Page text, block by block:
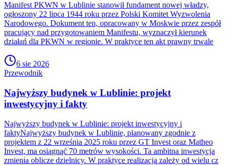
Manifest PKWN w Lublinie stanowił fundament nowej władzy,
ogłoszony 22 lipca 1944 roku przez Polski Komitet Wyzwolenia
Narodowego. Dokument ten, opracowany w Moskwie przez zespół
pracujący nad przygotowaniem Manifestu, wyznaczył kierunek
działań dla PKWN w regionie. W praktyce ten akt prawny trwale
6 sie 2026
Przewodnik
Najwyższy budynek w Lublinie: projekt
inwestycyjny i fakty
Najwyższy budynek w Lublinie: projekt inwestycyjny i
faktyNajwyższy budynek w Lublinie, planowany zgodnie z
projektem z 22 września 2025 roku przez GT Invest oraz Matheo
Invest, ma osiągnąć 70 metrów wysokości. Ta ambitna inwestycja
zmienia oblicze dzielnicy. W praktyce realizacja zależy od wielu cz